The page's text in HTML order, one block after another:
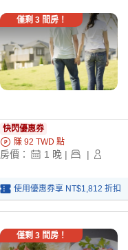
僅剩 3間房！
快閃優惠券
賺 92 TWD 點
房價： 1 晚 | |
使用優惠券享 NT$1,812 折扣
僅剩 3間房！